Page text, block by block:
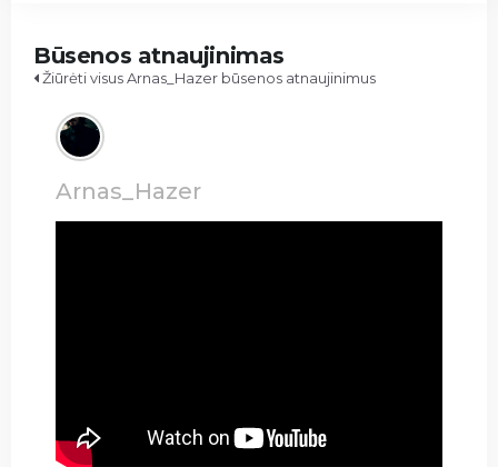
Būsenos atnaujinimas
Žiūrėti visus Arnas_Hazer būsenos atnaujinimus
Arnas_Hazer